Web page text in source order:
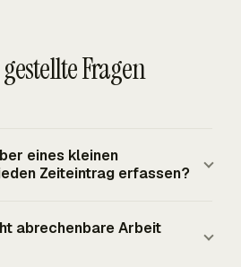
Fragen
eines kleinen
Zeiteintrag erfassen?
die Aufgabe, Arbeitsnotizen,
abrechenbare Arbeit